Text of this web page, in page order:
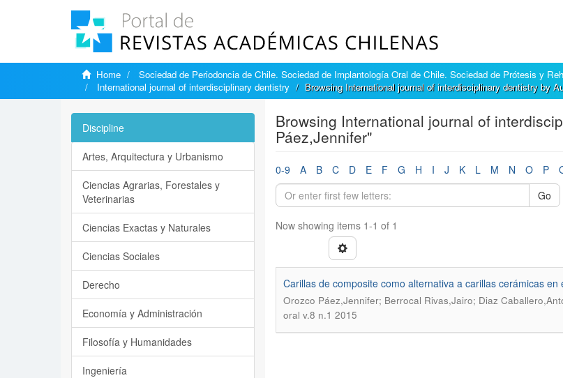
Home
Sociedad de Periodoncia de Chile. Sociedad de Implantología Oral de Chile. Sociedad de Prótesis y
International journal of interdisciplinary dentistry
Browsing International journal of interdisciplinary dentistry by
Browsing International journal of
Páez,Jennifer"
0-9 A B C D E F G H I J K L M N O P
Go
Now showing items 1-1 of 1
Carillas de composite como alternativa a carillas cerámicas
Orozco Páez,Jennifer; Berrocal Rivas,Jairo; Diaz
oral v.8 n.1 2015
Discipline
Artes, Arquitectura y Urbanismo
Ciencias Agrarias, Forestales y
Veterinarias
Ciencias Exactas y Naturales
Ciencias Sociales
Derecho
Economía y Administración
Filosofía y Humanidades
Ingeniería